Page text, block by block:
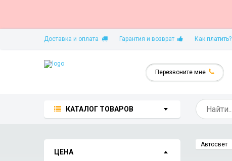
Доставка и оплата Гарантия и возврат Как платить?
Перезвоните мне
КАТАЛОГ ТОВАРОВ
ЦЕНА
Автосвет